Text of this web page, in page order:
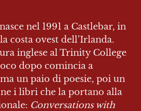
nasce nel 1991 a Castlebar, in
costa ovest dell’Irlanda.
inglese al Trinity College
dopo comincia a
un paio di poesie, poi un
i libri che la portano alla
Conversations with